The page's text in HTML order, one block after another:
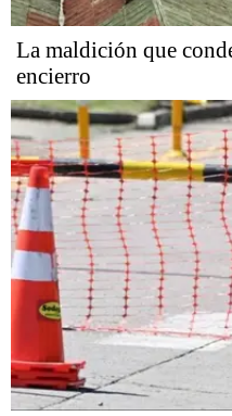
La maldición que
encierro